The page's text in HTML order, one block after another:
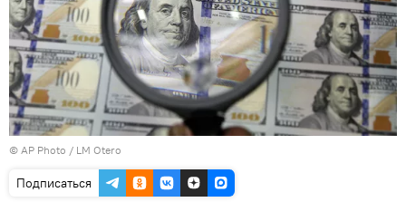
© AP Photo / LM Otero
Подписаться